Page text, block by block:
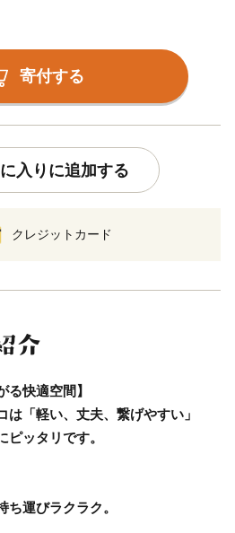
寄付する
入りに追加する
クレジットカード
る快適空間】
は「軽い、丈夫、繋げやすい」
ピッタリです。
運びラクラク。